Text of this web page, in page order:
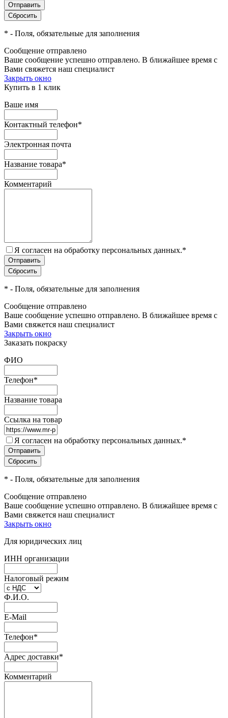
* - Поля, обязательные для заполнения
Сообщение отправлено
Ваше сообщение успешно отправлено. В ближайшее время с
Вами свяжется наш специалист
Закрыть окно
Купить в 1 клик
Ваше имя
Контактный телефон*
Электронная почта
Название товара*
Комментарий
Я согласен на обработку персональных данных.*
* - Поля, обязательные для заполнения
Сообщение отправлено
Ваше сообщение успешно отправлено. В ближайшее время с
Вами свяжется наш специалист
Закрыть окно
Заказать покраску
ФИО
Телефон*
Название товара
Ссылка на товар
Я согласен на обработку персональных данных.*
* - Поля, обязательные для заполнения
Сообщение отправлено
Ваше сообщение успешно отправлено. В ближайшее время с
Вами свяжется наш специалист
Закрыть окно
Для юридических лиц
ИНН организации
Налоговый режим
Ф.И.О.
E-Mail
Телефон*
Адрес доставки*
Комментарий